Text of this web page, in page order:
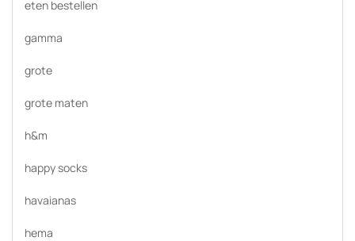
eten bestellen
gamma
grote
grote maten
h&m
happy socks
havaianas
hema